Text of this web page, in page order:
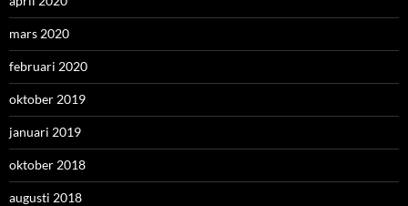
mars 2020
februari 2020
oktober 2019
januari 2019
oktober 2018
augusti 2018